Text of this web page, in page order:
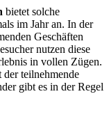
bietet solche
im Jahr an. In der
Geschäften
nutzen diese
in vollen Zügen.
teilnehmende
gibt es in der Regel